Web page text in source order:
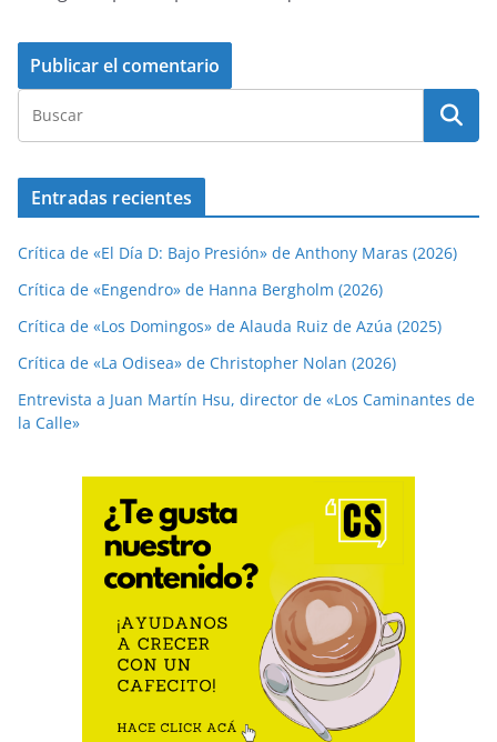
Entradas recientes
Crítica de «El Día D: Bajo Presión» de Anthony Maras (2026)
Crítica de «Engendro» de Hanna Bergholm (2026)
Crítica de «Los Domingos» de Alauda Ruiz de Azúa (2025)
Crítica de «La Odisea» de Christopher Nolan (2026)
Entrevista a Juan Martín Hsu, director de «Los Caminantes de
la Calle»